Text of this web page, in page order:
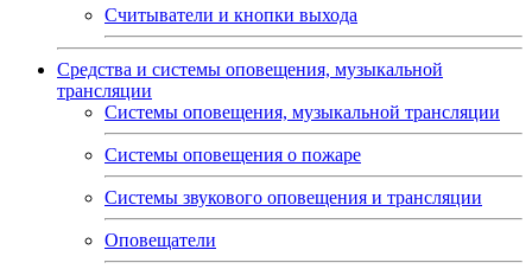
Считыватели и кнопки выхода
Средства и системы оповещения, музыкальной
трансляции
Системы оповещения, музыкальной трансляции
Системы оповещения о пожаре
Системы звукового оповещения и трансляции
Оповещатели